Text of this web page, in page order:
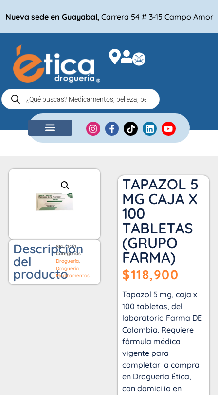
Nueva sede en Guayabal, Carrera 54 # 3-15 Campo Amor
Descripción
del
producto
SKU1451
Categorías
Droguería
Droguería
Medicamentos
TAPAZOL 5
MG CAJA X
100
TABLETAS
(GRUPO
FARMA)
$118,900
Tapazol 5 mg, caja x
100 tabletas, del
laboratorio Farma DE
Colombia. Requiere
fórmula médica
vigente para
completar la compra
en Droguería Ética,
con domicilio en